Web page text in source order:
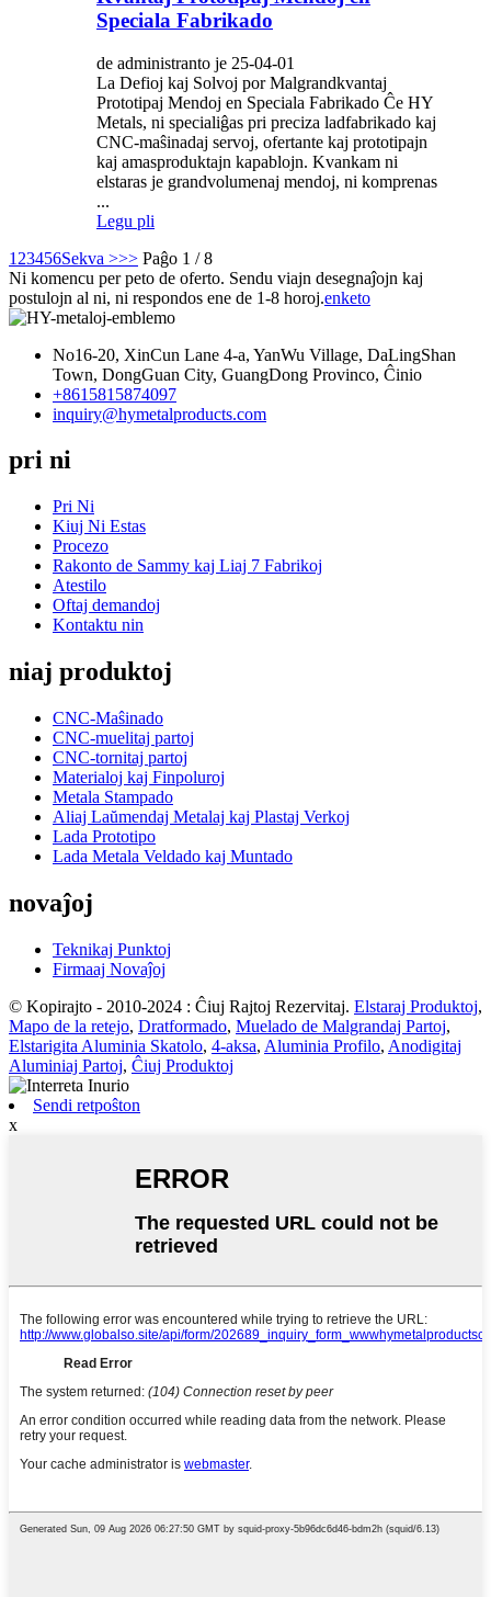
Speciala Fabrikado
de administranto je 25-04-01
La Defioj kaj Solvoj por Malgrandkvantaj
Prototipaj Mendoj en Speciala Fabrikado Ĉe HY
Metals, ni specialiĝas pri preciza ladfabrikado kaj
CNC-maŝinadaj servoj, ofertante kaj prototipajn
kaj amasproduktajn kapablojn. Kvankam ni
elstaras je grandvolumenaj mendoj, ni komprenas
...
Legu pli
1 23456Sekva >>> Paĝo 1 / 8
Ni komencu per peto de oferto. Sendu viajn desegnaĵojn kaj
postulojn al ni, ni respondos ene de 1-8 horoj.enketo
No16-20, XinCun Lane 4-a, YanWu Village, DaLingShan
Town, DongGuan City, GuangDong Provinco, Ĉinio
+8615815874097
inquiry@hymetalproducts.com
pri ni
Pri Ni
Kiuj Ni Estas
Procezo
Rakonto de Sammy kaj Liaj 7 Fabrikoj
Atestilo
Oftaj demandoj
Kontaktu nin
niaj produktoj
CNC-Maŝinado
CNC-muelitaj partoj
CNC-tornitaj partoj
Materialoj kaj Finpoluroj
Metala Stampado
Aliaj Laŭmendaj Metalaj kaj Plastaj Verkoj
Lada Prototipo
Lada Metala Veldado kaj Muntado
novaĵoj
Teknikaj Punktoj
Firmaaj Novaĵoj
© Kopirajto - 2010-2024 : Ĉiuj Rajtoj Rezervitaj. Elstaraj Produktoj,
Mapo de la retejo, Dratformado, Muelado de Malgrandaj Partoj,
Elstarigita Aluminia Skatolo, 4-aksa, Aluminia Profilo, Anodigitaj
Aluminiaj Partoj, Ĉiuj Produktoj
Sendi retpoŝton
x